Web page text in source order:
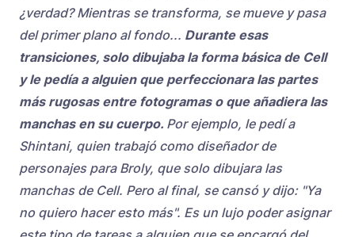
¿verdad? Mientras se transforma, se mueve y pasa
del primer plano al fondo... Durante esas
transiciones, solo dibujaba la forma básica de Cell
y le pedía a alguien que perfeccionara las partes
más rugosas entre fotogramas o que añadiera las
manchas en su cuerpo. Por ejemplo, le pedí a
Shintani, quien trabajó como diseñador de
personajes para Broly, que solo dibujara las
manchas de Cell. Pero al final, se cansó y dijo: "Ya
no quiero hacer esto más". Es un lujo poder asignar